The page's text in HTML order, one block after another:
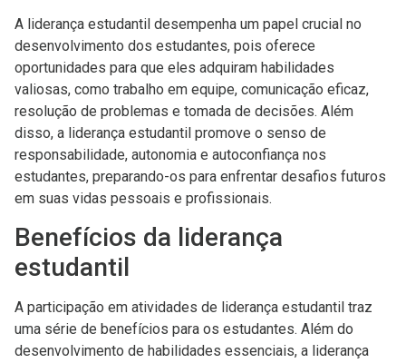
A liderança estudantil desempenha um papel crucial no
desenvolvimento dos estudantes, pois oferece
oportunidades para que eles adquiram habilidades
valiosas, como trabalho em equipe, comunicação eficaz,
resolução de problemas e tomada de decisões. Além
disso, a liderança estudantil promove o senso de
responsabilidade, autonomia e autoconfiança nos
estudantes, preparando-os para enfrentar desafios futuros
em suas vidas pessoais e profissionais.
Benefícios da liderança
estudantil
A participação em atividades de liderança estudantil traz
uma série de benefícios para os estudantes. Além do
desenvolvimento de habilidades essenciais, a liderança